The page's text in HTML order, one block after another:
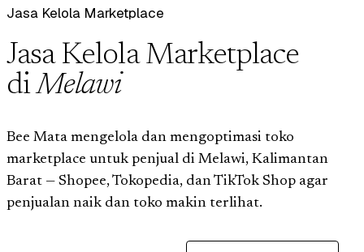
Jasa Kelola Marketplace
Jasa Kelola Marketplace
diMelawi
Bee Mata mengelola dan mengoptimasi toko
marketplace untuk penjual di Melawi, Kalimantan
Barat — Shopee, Tokopedia, dan TikTok Shop agar
penjualan naik dan toko makin terlihat.